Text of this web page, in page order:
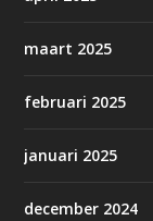
maart 2025
februari 2025
januari 2025
december 2024